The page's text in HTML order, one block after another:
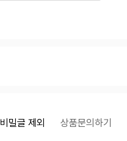
비밀글 제외 상품문의하기